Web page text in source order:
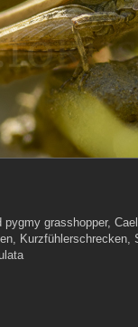
pygmy grasshopper,
Kurzfühlerschrecken,